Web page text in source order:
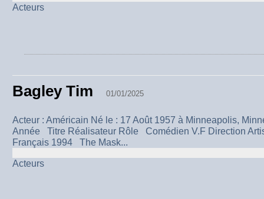
Acteurs
Bagley Tim 01/01/2025
Acteur : Américain Né le : 17 Août 1957 à Minneapolis,
Année Titre Réalisateur Rôle Comédien V.F Direction
Français 1994 The Mask...
Acteurs